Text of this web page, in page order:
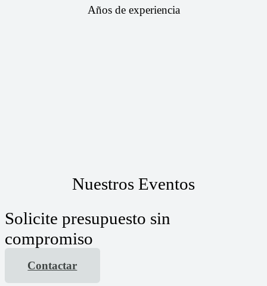
Años de experiencia
Nuestros Eventos
Solicite presupuesto sin
compromiso
Contactar